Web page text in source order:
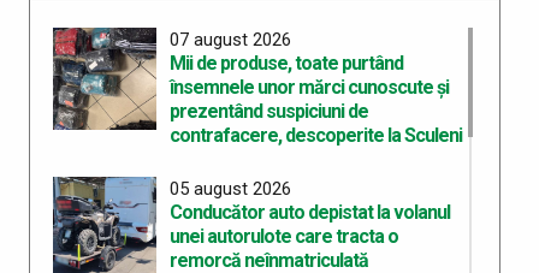
07 august 2026
Mii de produse, toate purtând
însemnele unor mărci cunoscute şi
prezentând suspiciuni de
contrafacere, descoperite la Sculeni
05 august 2026
Conducător auto depistat la volanul
unei autorulote care tracta o
remorcă neînmatriculată